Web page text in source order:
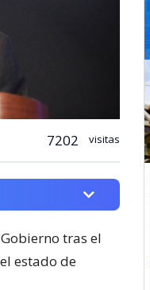
7202 visitas
tras el
estado de